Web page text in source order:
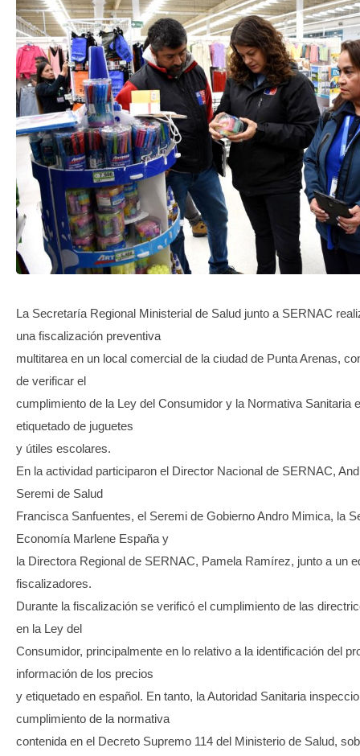
VIDEOS
GALERIA DE FOTOS
APP MÓVIL
TRANSPARENCIA
La Secretaría Regional Ministerial de Salud junto a SERNAC
una fiscalización preventiva
multitarea en un local comercial de la ciudad de Punta Arenas,
de verificar el
cumplimiento de la Ley del Consumidor y la Normativa Sanitaria
etiquetado de juguetes
y útiles escolares.
En la actividad participaron el Director Nacional de SERNAC,
Seremi de Salud
Francisca Sanfuentes, el Seremi de Gobierno Andro Mimica, la
Economía Marlene España y
la Directora Regional de SERNAC, Pamela Ramírez, junto a un
fiscalizadores.
Durante la fiscalización se verificó el cumplimiento de las
en la Ley del
Consumidor, principalmente en lo relativo a la identificación del
información de los precios
y etiquetado en español. En tanto, la Autoridad Sanitaria
cumplimiento de la normativa
contenida en el Decreto Supremo 114 del Ministerio de Salud,